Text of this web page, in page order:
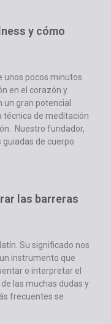
y cómo
unos pocos minutos
en el corazón y
gran potencial
técnica de meditación
Nuestro fundador,
guiadas de cuerpo
las barreras
Su significado nos
instrumento que
o interpretar el
las muchas dudas y
frecuentes se